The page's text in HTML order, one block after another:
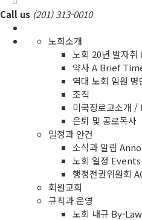
Call us (201) 313-0010
노회소개
노회 20년 발자
약사 A Brief
역대 노회 임원 명
조직
미국장로교소개 /
은퇴 및 공로목사
일정과 안건
소식과 알림
노회 일정
행정전권위원회
회원교회
규칙과 운영
노회 내규 By-